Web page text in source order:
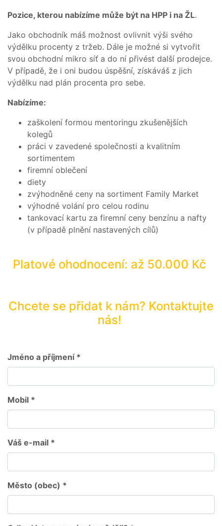
PŘIHLÁSIT SE / REGISTROVAT
Pozice, kterou nabízíme může být na HPP i na ŽL.
Jako obchodník máš možnost ovlivnit výši svého
výdělku procenty z tržeb. Dále je možné si vytvořit
svou obchodní mikro síť a do ní přivést další prodejce.
V případě, že i oni budou úspěšní, získáváš z jich
výdělku nad plán procenta pro sebe.
Nabízíme:
zaškolení formou mentoringu zkušenějších
kolegů
práci v zavedené společnosti a kvalitním
sortimentem
firemní oblečení
diety
zvýhodněné ceny na sortiment Family Market
výhodné volání pro celou rodinu
tankovací kartu za firemní ceny benzínu a nafty
(v případě plnění nastavených cílů)
Platové ohodnocení: až 50.000 Kč
Chcete se přidat k nám? Kontaktujte
nás!
Jméno a příjmení *
Mobil *
Váš e-mail *
Město (obec) *